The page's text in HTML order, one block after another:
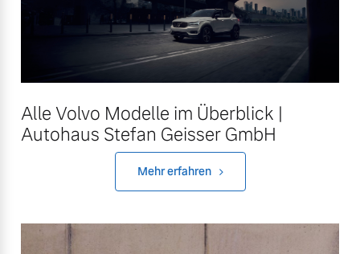
Versicherung
Alle Volvo Modelle im Überblick |
Autohaus Stefan Geisser GmbH
Mehr erfahren